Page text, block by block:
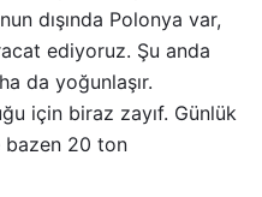
dışında Polonya var,
ediyoruz. Şu anda
da yoğunlaşır.
için biraz zayıf. Günlük
bazen 20 ton